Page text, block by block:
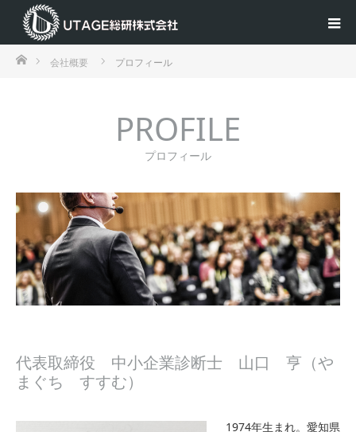
ホーム会社概要 プロフィール
PROFILE
プロフィール
代表取締役 中小企業診断士 山口 亨（や
まぐち すすむ）
1974年生まれ。愛知県